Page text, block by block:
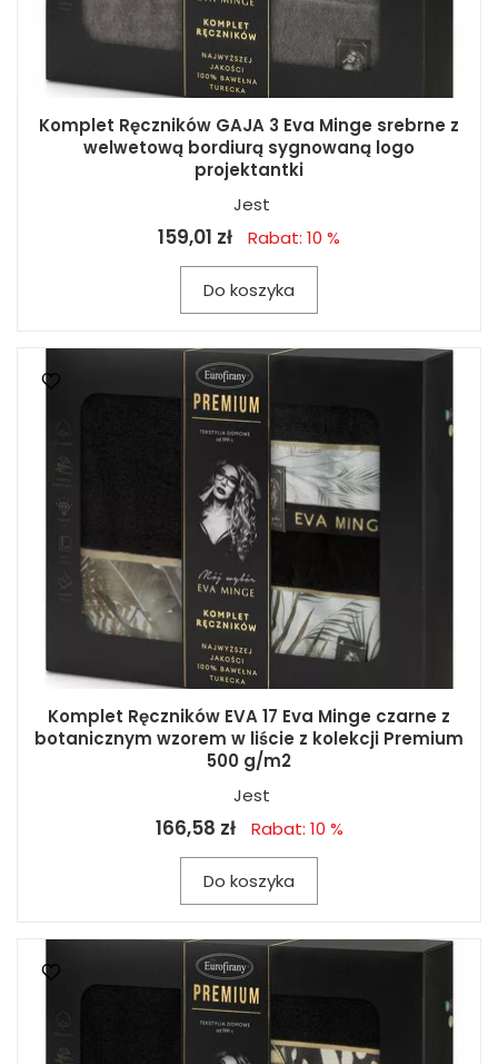
Komplet Ręczników GAJA 3 Eva Minge srebrne z
welwetową bordiurą sygnowaną logo
projektantki
Jest
159,01 zł Rabat: 10 %
Do koszyka
Komplet Ręczników EVA 17 Eva Minge czarne z
botanicznym wzorem w liście z kolekcji Premium
500 g/m2
Jest
166,58 zł Rabat: 10 %
Do koszyka